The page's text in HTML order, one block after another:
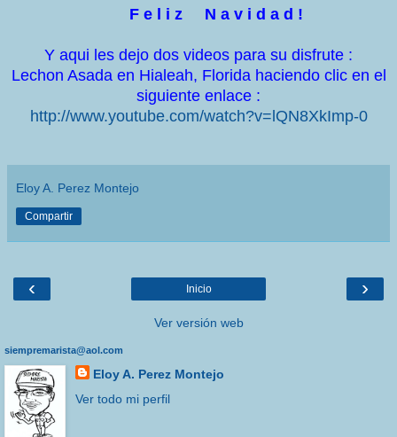
F e l i z N a v i d a d !
Y aqui les dejo dos videos para su disfrute :
Lechon Asada en Hialeah, Florida haciendo clic en el
siguiente enlace :
http://www.youtube.com/watch?v=lQN8XkImp-0
Eloy A. Perez Montejo
Compartir
‹ ›
Inicio
Ver versión web
siempremarista@aol.com
Eloy A. Perez Montejo
Ver todo mi perfil